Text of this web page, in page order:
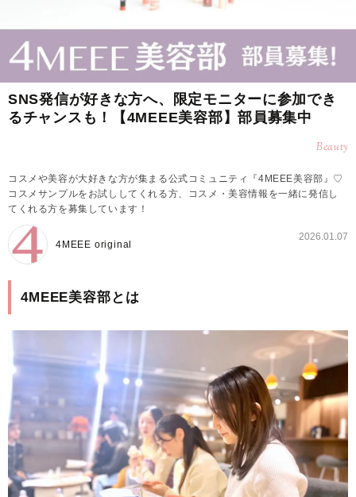
SNS発信が好きな方へ、限定モニターに参加でき
るチャンスも！【4MEEE美容部】部員募集中
Beauty
コスメや美容が大好きな方が集まる公式コミュニティ『4MEEE美容部』♡
コスメサンプルをお試ししてくれる方、コスメ・美容情報を一緒に発信し
てくれる方を募集しています！
4MEEE original
2026.01.07
4MEEE美容部とは